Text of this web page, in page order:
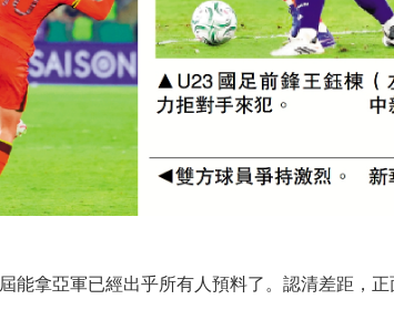
拿亞軍已經出乎所有人預料了。認清差距，正